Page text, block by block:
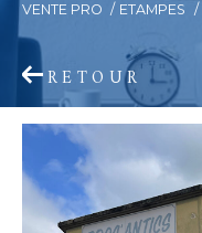
VENTE PRO
ETAMPES
RETOUR